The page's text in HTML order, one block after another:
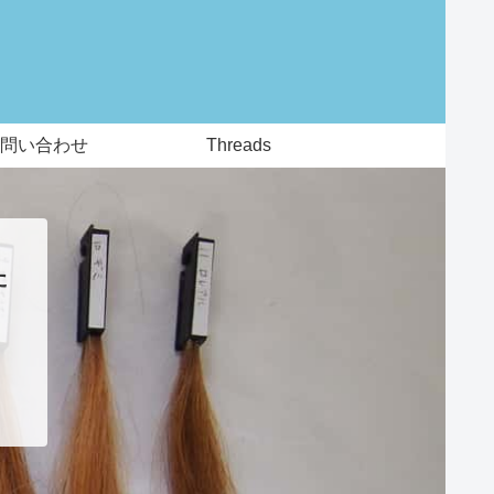
問い合わせ Threads